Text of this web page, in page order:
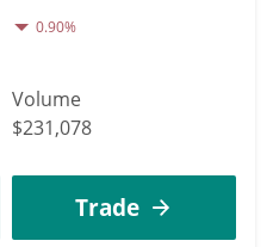
0.90%
Volume
$231,078
Trade